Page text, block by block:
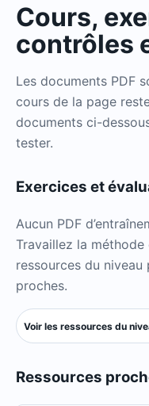
Cours,
contrôles
Les documents PDF
cours de la page
documents ci-
tester.
Exercices et
Aucun PDF
Travaillez la
ressources du
proches.
Voir les ressources du
Ressources